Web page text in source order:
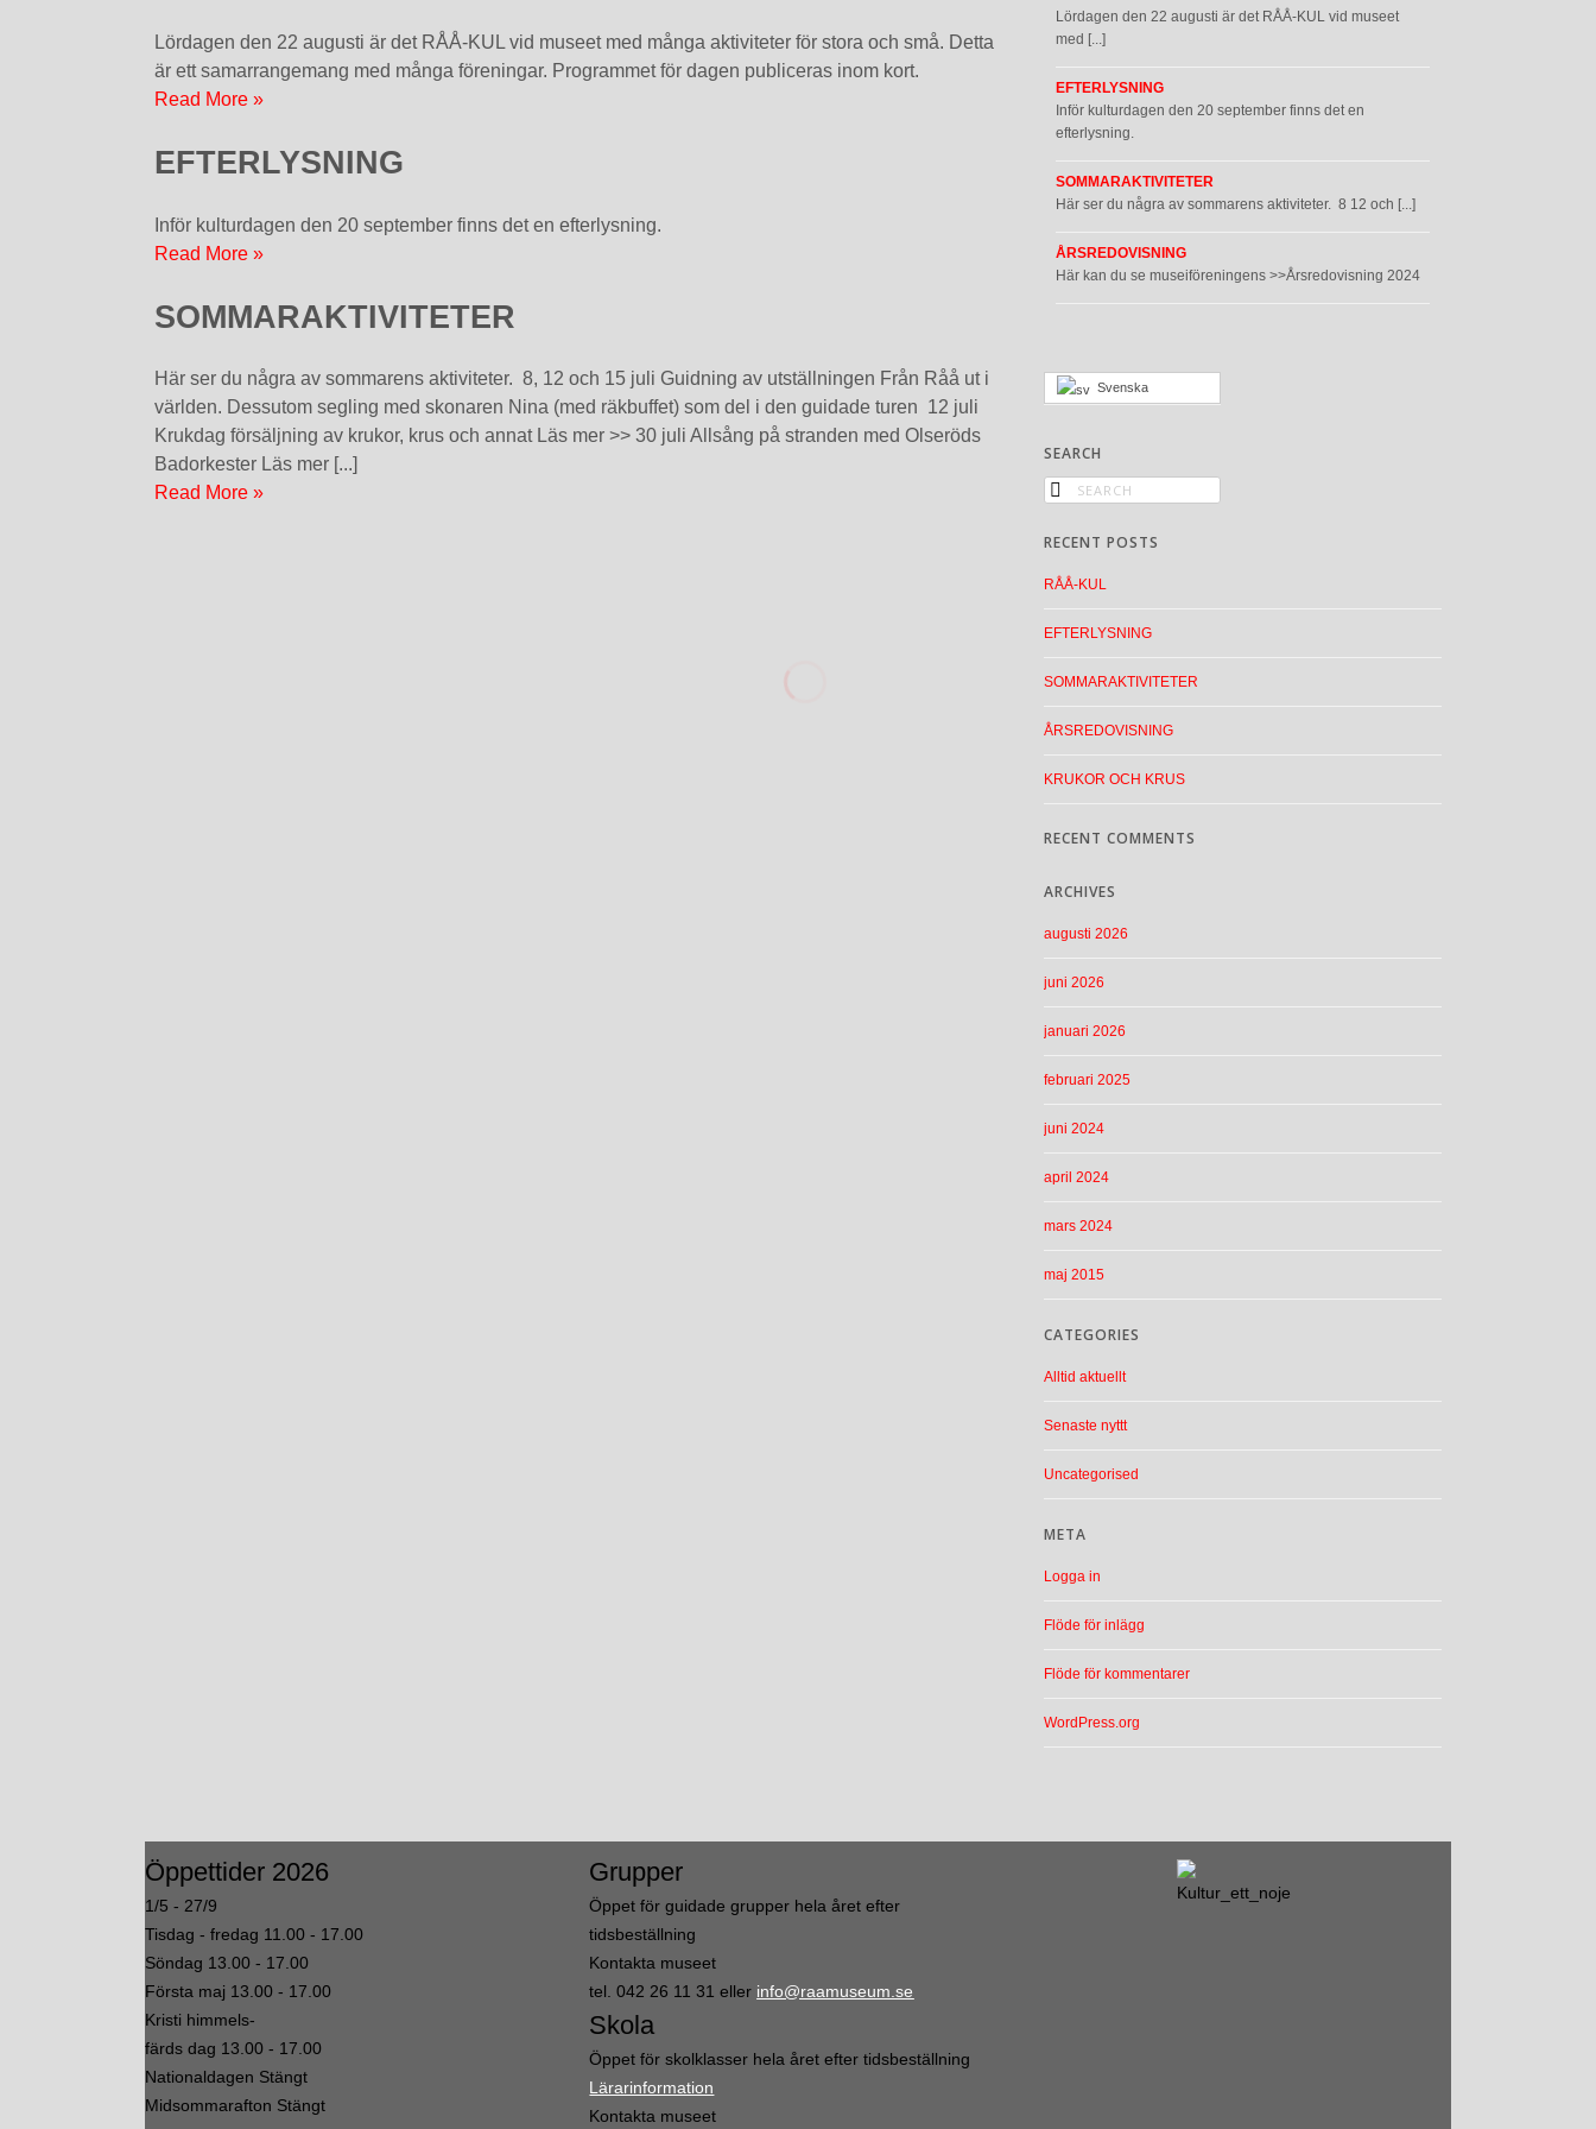
Lördagen den 22 augusti är det RÅÅ-KUL vid museet med många aktiviteter för stora och små. Detta
är ett samarrangemang med många föreningar. Programmet för dagen publiceras inom kort.
Read More »
EFTERLYSNING
Inför kulturdagen den 20 september finns det en efterlysning.
Read More »
SOMMARAKTIVITETER
Här ser du några av sommarens aktiviteter. 8, 12 och 15 juli Guidning av utställningen Från Råå ut i
världen. Dessutom segling med skonaren Nina (med räkbuffet) som del i den guidade turen 12 juli
Krukdag försäljning av krukor, krus och annat Läs mer >> 30 juli Allsång på stranden med Olseröds
Badorkester Läs mer [...]
Read More »
Lördagen den 22 augusti är det RÅÅ-KUL vid museet
med [...]
EFTERLYSNING
Inför kulturdagen den 20 september finns det en
efterlysning.
SOMMARAKTIVITETER
Här ser du några av sommarens aktiviteter. 8 12 och [...]
ÅRSREDOVISNING
Här kan du se museiföreningens >>Årsredovisning 2024
Svenska
SEARCH
RECENT POSTS
RÅÅ-KUL
EFTERLYSNING
SOMMARAKTIVITETER
ÅRSREDOVISNING
KRUKOR OCH KRUS
RECENT COMMENTS
ARCHIVES
augusti 2026
juni 2026
januari 2026
februari 2025
juni 2024
april 2024
mars 2024
maj 2015
CATEGORIES
Alltid aktuellt
Senaste nyttt
Uncategorised
META
Logga in
Flöde för inlägg
Flöde för kommentarer
WordPress.org
Öppettider 2026
1/5 - 27/9
Tisdag - fredag 11.00 - 17.00
Söndag 13.00 - 17.00
Första maj 13.00 - 17.00
Kristi himmels-
färds dag 13.00 - 17.00
Nationaldagen Stängt
Midsommarafton Stängt
Grupper
Öppet för guidade grupper hela året efter
tidsbeställning
Kontakta museet
tel. 042 26 11 31 eller info@raamuseum.se
Skola
Öppet för skolklasser hela året efter tidsbeställning
Lärarinformation
Kontakta museet